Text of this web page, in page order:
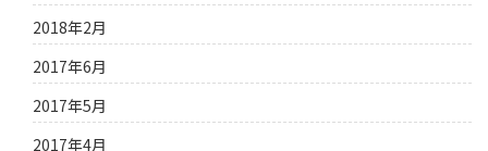
2018年2月
2017年6月
2017年5月
2017年4月